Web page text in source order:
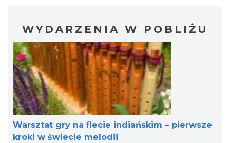
WYDARZENIA W POBLIŻU
Warsztat gry na flecie indiańskim – pierwsze
kroki w świecie melodii